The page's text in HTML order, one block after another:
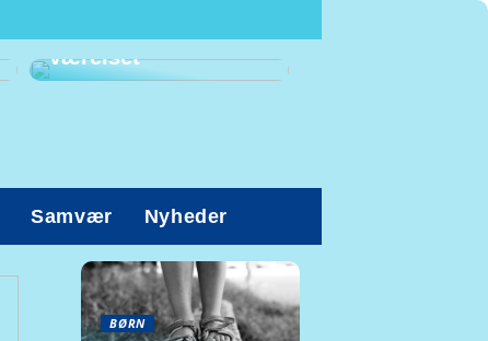
arbejdsstilling på
værelset
Samvær Nyheder
BØRN